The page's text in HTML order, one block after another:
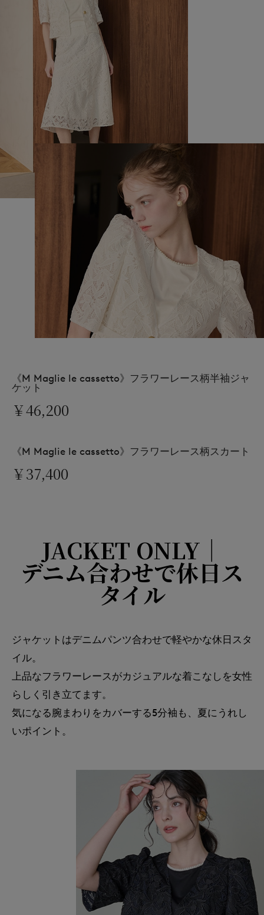
《M Maglie le cassetto》フラワーレース柄半袖ジャ
ケット
￥46,200
《M Maglie le cassetto》フラワーレース柄スカート
￥37,400
JACKET ONLY｜
デニム合わせで休日ス
タイル
ジャケットはデニムパンツ合わせで軽やかな休日スタ
イル。
上品なフラワーレースがカジュアルな着こなしを女性
らしく引き立てます。
気になる腕まわりをカバーする5分袖も、夏にうれし
いポイント。